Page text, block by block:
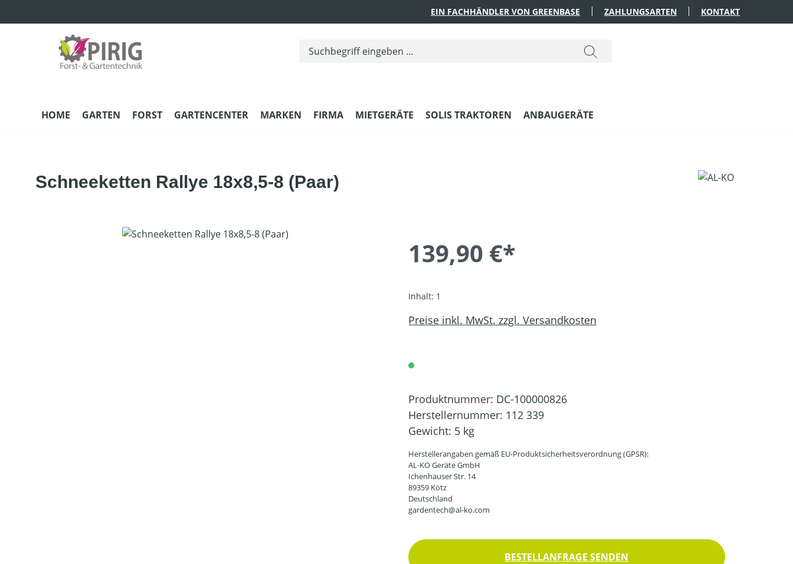
EIN FACHHÄNDLER VON GREENBASE ZAHLUNGSARTEN KONTAKT
HOME GARTEN FORST GARTENCENTER MARKEN FIRMA MIETGERÄTE SOLIS TRAKTOREN ANBAUGERÄTE
Schneeketten Rallye 18x8,5-8 (Paar)
Bildergalerie überspringen
139,90 €*
Inhalt: 1
Preise inkl. MwSt. zzgl. Versandkosten
Produktnummer: DC-100000826
Herstellernummer: 112 339
Gewicht: 5 kg
Herstellerangaben gemäß EU-Produktsicherheitsverordnung (GPSR):
AL-KO Geräte GmbH
Ichenhauser Str. 14
89359 Kötz
Deutschland
gardentech@al-ko.com
BESTELLANFRAGE SENDEN